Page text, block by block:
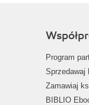
Program
Sprzedawaj
Zamawiaj
BIBLIO